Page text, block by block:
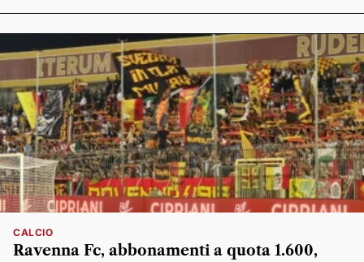
CALCIO
Ravenna Fc, abbonamenti a quota 1.600,